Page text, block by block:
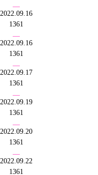
2022.09.16
1361
2022.09.16
1361
2022.09.17
1361
2022.09.19
1361
2022.09.20
1361
2022.09.22
1361